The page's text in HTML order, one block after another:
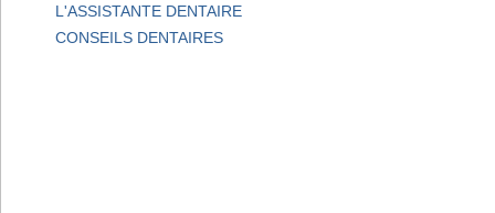
L'ASSISTANTE DENTAIRE
CONSEILS DENTAIRES